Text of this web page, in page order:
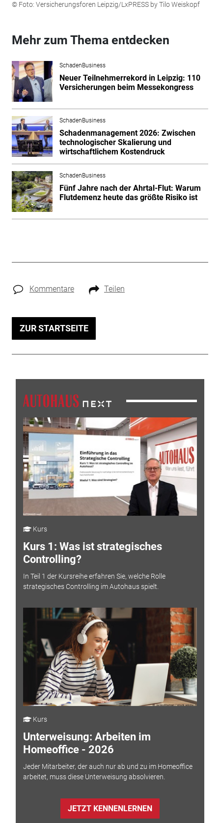
© Foto: Versicherungsforen Leipzig/LxPRESS by Tilo Weiskopf
Mehr zum Thema entdecken
SchadenBusiness
Neuer Teilnehmerrekord in Leipzig: 110
Versicherungen beim Messekongress
SchadenBusiness
Schadenmanagement 2026: Zwischen
technologischer Skalierung und
wirtschaftlichem Kostendruck
SchadenBusiness
Fünf Jahre nach der Ahrtal-Flut: Warum
Flutdemenz heute das größte Risiko ist
Kommentare Teilen
ZUR STARTSEITE
Kurs
Kurs 1: Was ist strategisches
Controlling?
In Teil 1 der Kursreihe erfahren Sie, welche Rolle
strategisches Controlling im Autohaus spielt.
Kurs
Unterweisung: Arbeiten im
Homeoffice - 2026
Jeder Mitarbeiter, der auch nur ab und zu im Homeoffice
arbeitet, muss diese Unterweisung absolvieren.
JETZT KENNENLERNEN